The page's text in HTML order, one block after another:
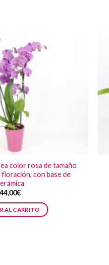
color rosa de tamaño
con base de
44,00€
AL CARRITO